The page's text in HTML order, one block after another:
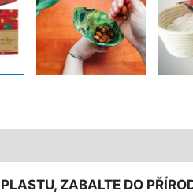
ZABALTE DO